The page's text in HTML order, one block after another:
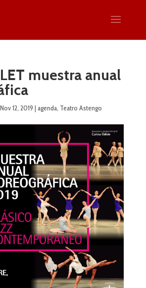
muestra anual
Nov 12, 2019 | agenda, Teatro Astengo